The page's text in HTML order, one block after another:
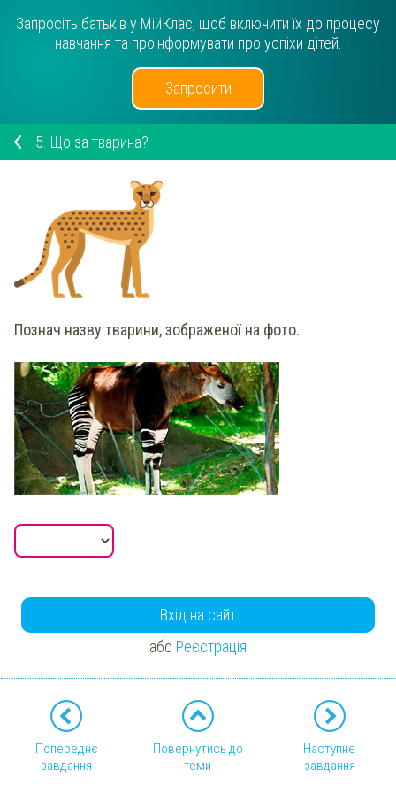
Запросіть батьків у МійКлас, щоб включити їх до процесу
навчання та проінформувати про успіхи дітей.
Запросити
5. Що за тварина?
Познач назву тварини, зображеної на фото.
Вхід на сайт
або Реєстрація
Попереднє
завдання
Повернутись до
теми
Наступне
завдання